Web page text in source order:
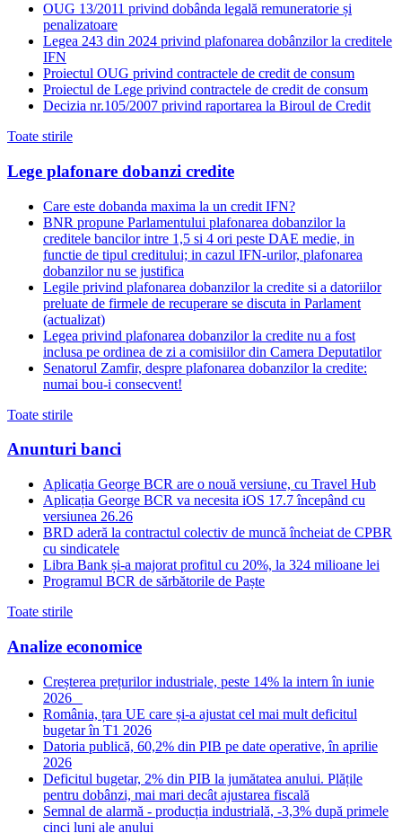
OUG 13/2011 privind dobânda legală remuneratorie și
penalizatoare
Legea 243 din 2024 privind plafonarea dobânzilor la creditele
IFN
Proiectul OUG privind contractele de credit de consum
Proiectul de Lege privind contractele de credit de consum
Decizia nr.105/2007 privind raportarea la Biroul de Credit
Toate stirile
Lege plafonare dobanzi credite
Care este dobanda maxima la un credit IFN?
BNR propune Parlamentului plafonarea dobanzilor la
creditele bancilor intre 1,5 si 4 ori peste DAE medie, in
functie de tipul creditului; in cazul IFN-urilor, plafonarea
dobanzilor nu se justifica
Legile privind plafonarea dobanzilor la credite si a datoriilor
preluate de firmele de recuperare se discuta in Parlament
(actualizat)
Legea privind plafonarea dobanzilor la credite nu a fost
inclusa pe ordinea de zi a comisiilor din Camera Deputatilor
Senatorul Zamfir, despre plafonarea dobanzilor la credite:
numai bou-i consecvent!
Toate stirile
Anunturi banci
Aplicația George BCR are o nouă versiune, cu Travel Hub
Aplicația George BCR va necesita iOS 17.7 începând cu
versiunea 26.26
BRD aderă la contractul colectiv de muncă încheiat de CPBR
cu sindicatele
Libra Bank și-a majorat profitul cu 20%, la 324 milioane lei
Programul BCR de sărbătorile de Paște
Toate stirile
Analize economice
Creșterea prețurilor industriale, peste 14% la intern în iunie
2026
România, țara UE care și-a ajustat cel mai mult deficitul
bugetar în T1 2026
Datoria publică, 60,2% din PIB pe date operative, în aprilie
2026
Deficitul bugetar, 2% din PIB la jumătatea anului. Plățile
pentru dobânzi, mai mari decât ajustarea fiscală
Semnal de alarmă - producția industrială, -3,3% după primele
cinci luni ale anului